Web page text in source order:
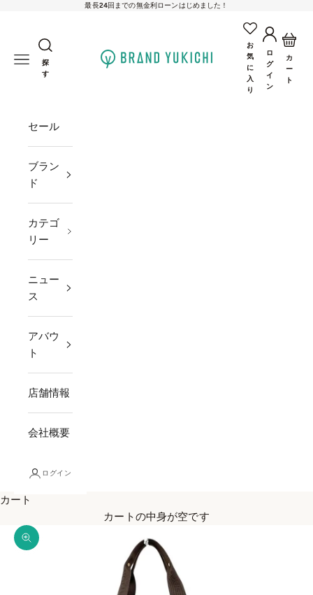
コンテンツへスキップ最長24回までの無金利ローンはじめました！
brand-yukichi
メニューを開く
探
す
お
気
に
入
り
アカウン
ロ
グ
イ
ン
カー
カ
ー
ト
セール
ブラン
ド
カテゴ
リー
ニュー
ス
アバウ
ト
店舗情報
会社概要
ログイン
カート
カートの中身が空です
ズームイン